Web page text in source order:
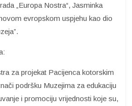
„Europa Nostra“, Jasminka
evropskom uspjehu kao dio
za projekat Pacijenca kotorskim
podršku Muzejima za edukaciju
i promociju vrijednosti koje su,